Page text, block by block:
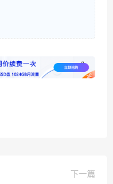
下一篇